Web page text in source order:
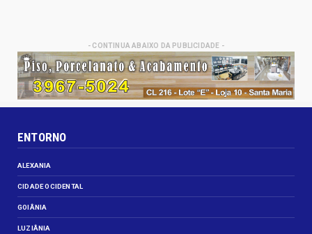
- CONTINUA ABAIXO DA PUBLICIDADE -
ENTORNO
ALEXANIA
CIDADE OCIDENTAL
GOIÂNIA
LUZIÂNIA